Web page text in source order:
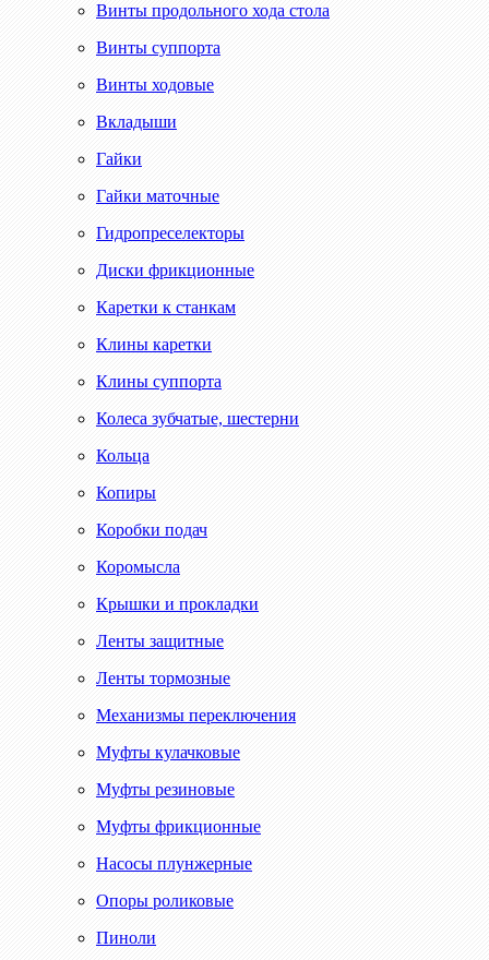
Винты продольного хода стола
Винты суппорта
Винты ходовые
Вкладыши
Гайки
Гайки маточные
Гидропреселекторы
Диски фрикционные
Каретки к станкам
Клины каретки
Клины суппорта
Колеса зубчатые, шестерни
Кольца
Копиры
Коробки подач
Коромысла
Крышки и прокладки
Ленты защитные
Ленты тормозные
Механизмы переключения
Муфты кулачковые
Муфты резиновые
Муфты фрикционные
Насосы плунжерные
Опоры роликовые
Пиноли